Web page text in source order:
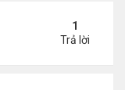
căn hộ giá 200 đô
1
Trả lời